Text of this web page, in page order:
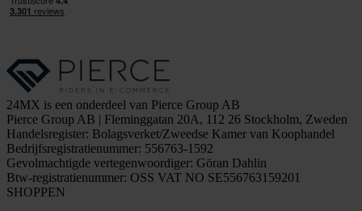
24MX is een onderdeel van Pierce Group AB
Pierce Group AB | Fleminggatan 20A, 112 26 Stockholm, Zweden
Handelsregister: Bolagsverket/Zweedse Kamer van Koophandel
Bedrijfsregistratienummer: 556763-1592
Gevolmachtigde vertegenwoordiger: Göran Dahlin
Btw-registratienummer: OSS VAT NO SE556763159201
SHOPPEN